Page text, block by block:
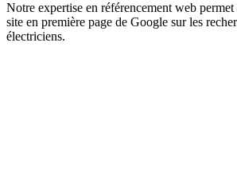
Notre expertise en référencement web
site en première page de Google sur les
électriciens.